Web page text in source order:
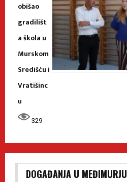
obišao
gradilišt
a škola u
Murskom
Središću i
Vratišinc
u
329
DOGAĐANJA U MEĐIMURJU